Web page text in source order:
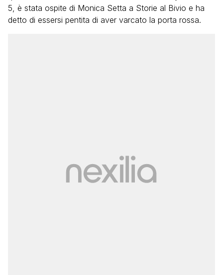
5, è stata ospite di Monica Setta a Storie al Bivio e ha
detto di essersi pentita di aver varcato la porta rossa.